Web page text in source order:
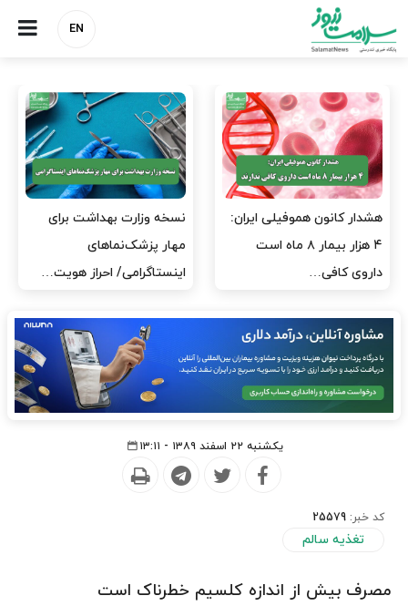
EN
مدیران پرستاری باید حامی
پرستاران باشند، نه عامل فشار
مدیریت سلامت، میدان
آزمون و خطا نیست
یکشنبه ۲۲ اسفند ۱۳۸۹ - ۱۳:۱۱
کد خبر: 25579
تغذیه سالم
مصرف بیش از اندازه کلسیم خطرناک است